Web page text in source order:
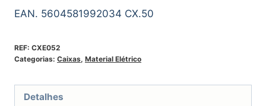
EAN. 5604581992034 CX.50
REF: CXE052
Categorias: Caixas, Material Elétrico
Detalhes